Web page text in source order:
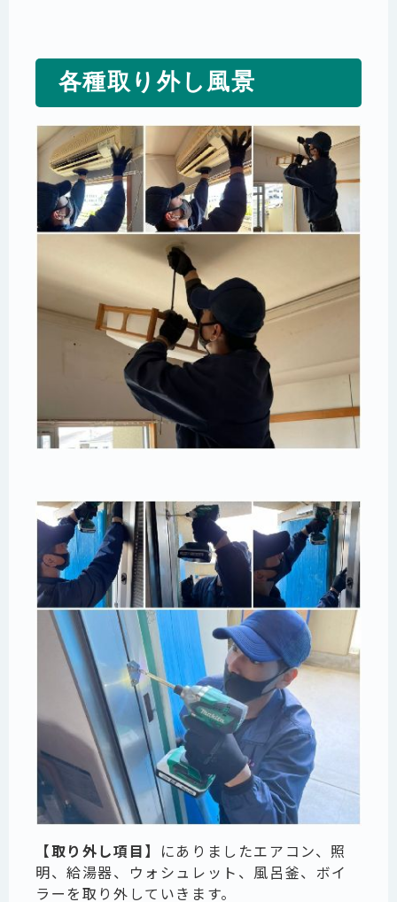
各種取り外し風景
【取り外し項目】 にありましたエアコン、照
明、給湯器、ウォシュレット、風呂釜、ボイ
ラーを取り外していきます。